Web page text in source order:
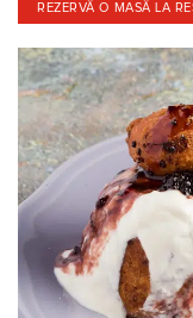
REZERVĂ O MASĂ LA